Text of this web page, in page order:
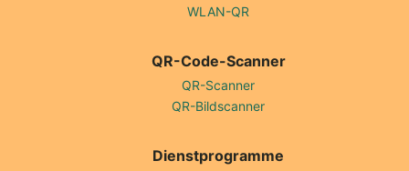
WLAN-QR
QR-Code-Scanner
QR-Scanner
QR-Bildscanner
Dienstprogramme